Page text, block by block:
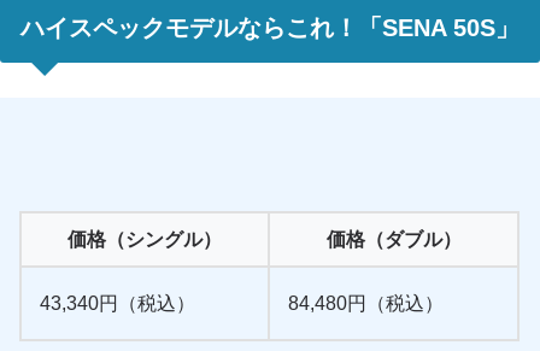
ハイスペックモデルならこれ！「SENA 50S」
価格（シングル） 価格（ダブル）
43,340円（税込） 84,480円（税込）